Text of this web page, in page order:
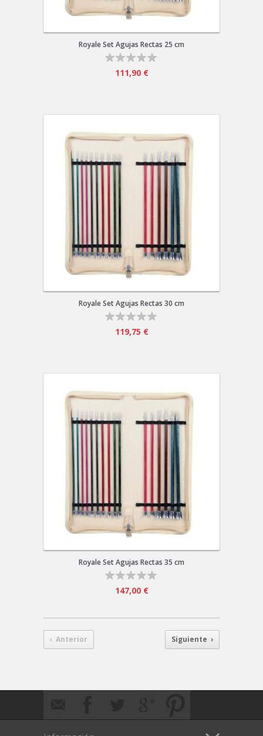
Royale Set Agujas Rectas 25 cm
111,90 €
Royale Set Agujas Rectas 30 cm
119,75 €
Royale Set Agujas Rectas 35 cm
147,00 €
‹ Anterior Siguiente ›